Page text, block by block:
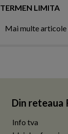
TERMEN LIMITA
Mai multe articole
Din reteaua
Info tva